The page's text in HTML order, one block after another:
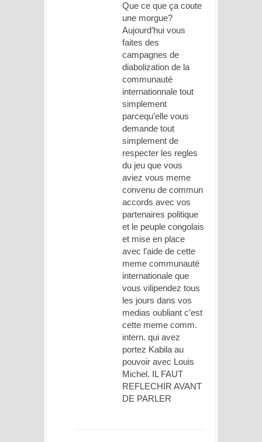
Que ce que ça coute
une morgue?
Aujourd’hui vous
faites des
campagnes de
diabolization de la
communauté
internationnale tout
simplement
parcequ’elle vous
demande tout
simplement de
respecter les regles
du jeu que vous
aviez vous meme
convenu de commun
accords avec vos
partenaires politique
et le peuple congolais
et mise en place
avec l’aide de cette
meme communauté
internationale que
vous vilipendez tous
les jours dans vos
medias oubliant c’est
cette meme comm.
intern. qui avez
portez Kabila au
pouvoir avec Louis
Michel. IL FAUT
REFLECHIR AVANT
DE PARLER